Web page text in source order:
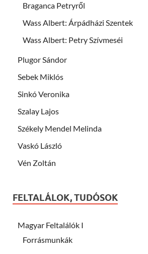
Braganca Petryről
Wass Albert: Árpádházi Szentek
Wass Albert: Petry Szívmeséi
Plugor Sándor
Sebek Miklós
Sinkó Veronika
Szalay Lajos
Székely Mendel Melinda
Vaskó László
Vén Zoltán
FELTALÁLOK, TUDÓSOK
Magyar Feltalálók I
Forrásmunkák